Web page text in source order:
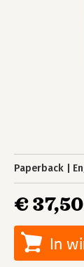
Paperback
€ 37,50
In